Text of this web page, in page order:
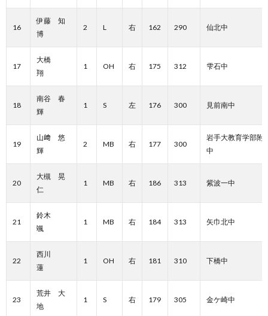
16
伊藤 知
博
2 L 右 162 290 仙北中
17
大橋
翔
1 OH 右 175 312 雫石中
18
南谷 春
輝
1 S 左 176 300 見前南中
19
山﨑 悠
輝
2 MB 右 177 300
岩手大教育学部附
中
20
大槻 晃
仁
1 MB 右 186 313 紫波一中
21
鈴木
颯
1 MB 右 184 313 矢巾北中
22
西川
蓮
1 OH 右 181 310 下橋中
23
荒井 大
地
1 S 右 179 305 金ケ崎中